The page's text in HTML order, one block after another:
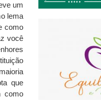
um
lema
como
você
que
como